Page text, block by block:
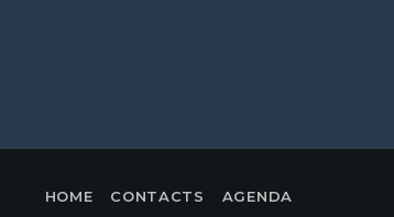
HOME CONTACTS AGENDA